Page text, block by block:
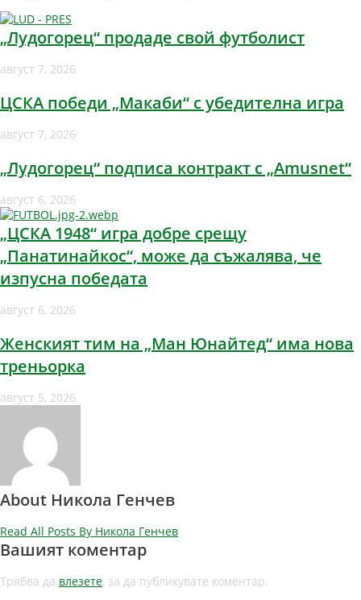
„Лудогорец“ продаде свой футболист
август 7, 2026
ЦСКА победи „Макаби“ с убедителна игра
август 7, 2026
„Лудогорец“ подписа контракт с „Amusnet“
август 6, 2026
„ЦСКА 1948“ игра добре срещу
„Панатинайкос“, може да съжалява, че
изпусна победата
август 6, 2026
Женският тим на „Ман Юнайтед“ има нова
треньорка
август 5, 2026
About Никола Генчев
Read All Posts By Никола Генчев
Вашият коментар
Трябва да влезете, за да публикувате коментар.